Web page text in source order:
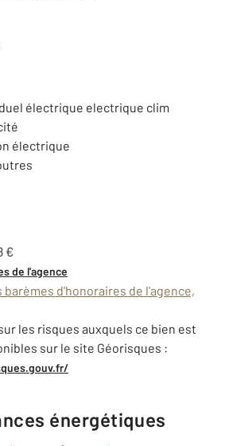
électrique electrique clim
électrique
€
de l'agence
d'honoraires de l'agence,
les risques auxquels ce bien est
sur le site Géorisques :
énergétiques